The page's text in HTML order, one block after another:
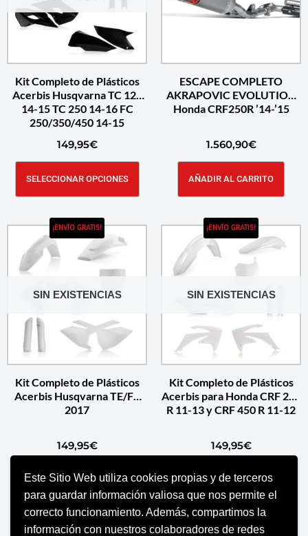
Este Sitio Web utiliza cookies propias y de terceros
para guardar información valiosa que nos permite el
correcto funcionamiento. Además, compartimos la
información con nuestros colaboradores de redes
Kit Completo de Plásticos
Acerbis Husqvarna TC 125
14-15 TC 250 14-16 FC
250/350/450 14-15
149,95€
SELECCIONAR OPCIONES
ESCAPE COMPLETO
AKRAPOVIC EVOLUTION
Honda CRF250R ’14-’15
1.560,90€
AÑADIR AL CARRITO
SIN EXISTENCIAS
¡ENVÍO GRATIS!
Kit Completo de Plásticos
Acerbis Husqvarna TE/FE
2017
149,95€
SELECCIONAR OPCIONES
SIN EXISTENCIAS
¡ENVÍO GRATIS!
Kit Completo de Plásticos
Acerbis para Honda CRF 250
R 11-13 y CRF 450 R 11-12
149,95€
SELECCIONAR OPCIONES